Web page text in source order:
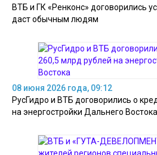
ВТБ и ГК «Ренконс» договорились
даст обычным людям
08 июня 2026 года, 09:12
РусГидро и ВТБ договорились о
на энергостройки Дальнего Востока